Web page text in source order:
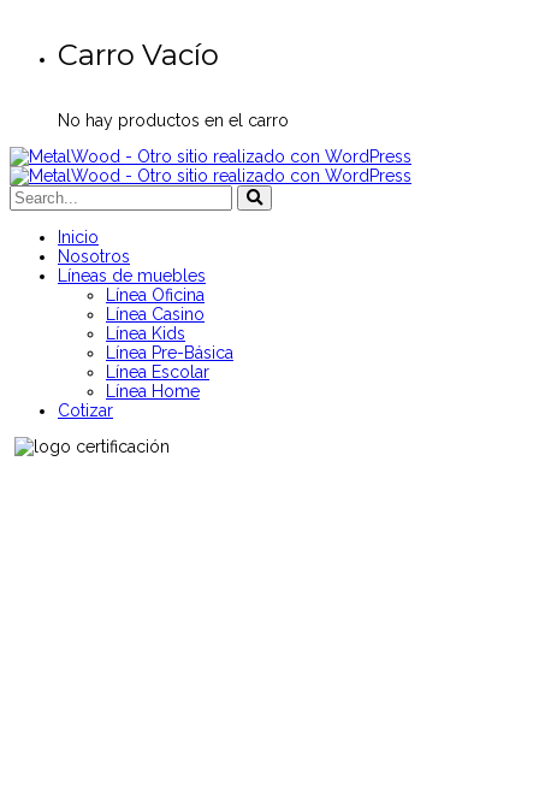
Carro Vacío
No hay productos en el carro
Inicio
Nosotros
Líneas de muebles
Línea Oficina
Línea Casino
Línea Kids
Línea Pre-Básica
Línea Escolar
Línea Home
Cotizar